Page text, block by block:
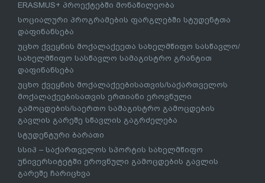
ERASMUS+ პროექტებში მონაწილეობა
სოციალური პროგრამების ფარგლებში სტუდენტთა
დაფინანსება
უცხო ქვეყნის მოქალაქეეთა სახელმწიფო სასწავლო/
სახელმწიფო სასწავლო სამაგისტრო გრანტით
დაფინანსება
უცხო ქვეყნის მოქალაქეებისათვის/საქართველოს
მოქალაქეებისათვის ერთიანი ეროვნული
გამოცდების/საერთო სამაგისტრო გამოცდების
გავლის გარეშე სწავლის გაგრძელება
სტუდენტური ბარათი
სსიპ – საქართველოს სპორტის სახელმწიფო
უნივერსიტეტში ეროვნული გამოცდების გავლის
გარეშე ჩარიცხვა